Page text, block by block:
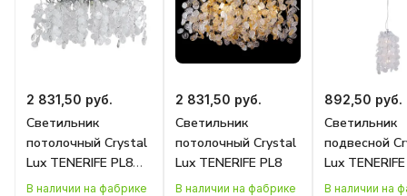
2 831,50 руб.
Светильник
потолочный Crystal
Lux TENERIFE PL8
SILVER
В наличии на фабрике
2 831,50 руб.
Светильник
потолочный Crystal
Lux TENERIFE PL8
В наличии на фабрике
892,50 руб.
Светильник
подвесной
Lux
SILVER
В наличии на